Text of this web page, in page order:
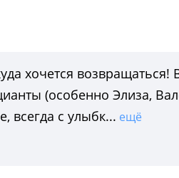
хочется
(особенно Элиза,
всегда с улыбк... ещё